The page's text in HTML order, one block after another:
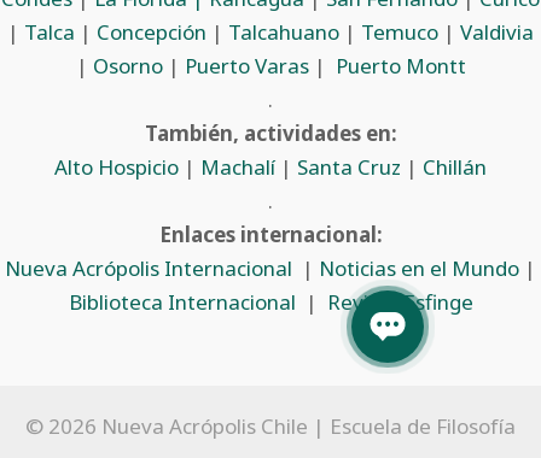
| Talca | Concepción | Talcahuano | Temuco | Valdivia
| Osorno| Puerto Varas|
Puerto Montt
.
También, actividades en:
Alto Hospicio | Machalí | Santa Cruz | Chillán
.
Enlaces internacional:
Nueva Acrópolis Internacional | Noticias en el Mundo |
Biblioteca Internacional | Revista Esfinge
© 2026 Nueva Acrópolis Chile | Escuela de Filosofía